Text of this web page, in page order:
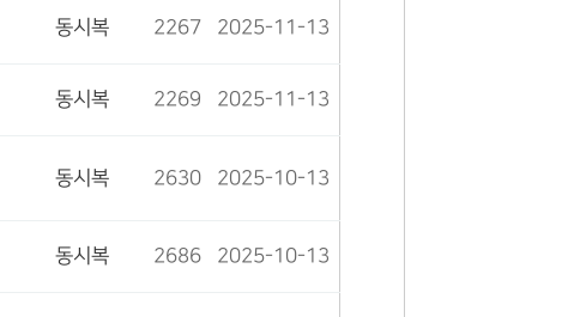
동시복 2267 2025-11-13
동시복 2269 2025-11-13
동시복 2630 2025-10-13
동시복 2686 2025-10-13